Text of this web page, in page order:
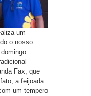
um
o nosso
Fax, que
a feijoada
um tempero